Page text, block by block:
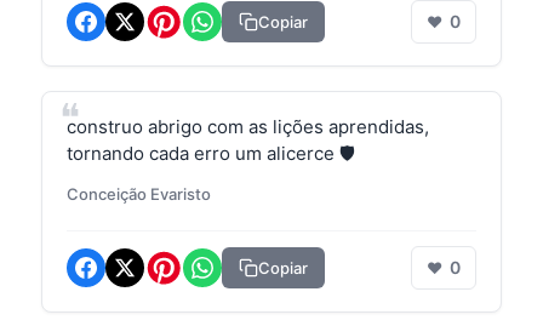
Copiar ❤ 0
construo abrigo com as lições aprendidas,
tornando cada erro um alicerce 🛡️
Conceição Evaristo
Copiar ❤ 0